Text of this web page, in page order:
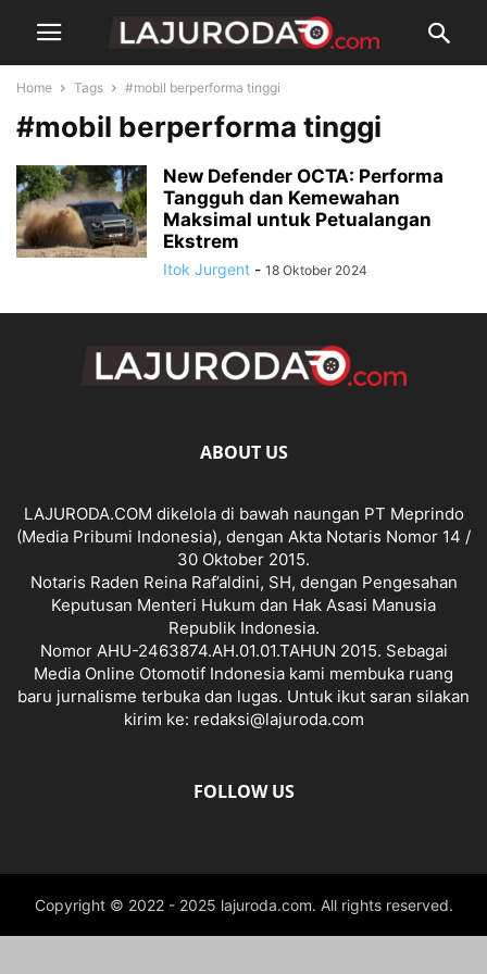
Home Tags #mobil berperforma tinggi
#mobil berperforma tinggi
New Defender OCTA: Performa
Tangguh dan Kemewahan
Maksimal untuk Petualangan
Ekstrem
Itok Jurgent - 18 Oktober 2024
ABOUT US
LAJURODA.COM dikelola di bawah naungan PT Meprindo
(Media Pribumi Indonesia), dengan Akta Notaris Nomor 14 /
30 Oktober 2015.
Notaris Raden Reina Raf’aldini, SH, dengan Pengesahan
Keputusan Menteri Hukum dan Hak Asasi Manusia
Republik Indonesia.
Nomor AHU-2463874.AH.01.01.TAHUN 2015. Sebagai
Media Online Otomotif Indonesia kami membuka ruang
baru jurnalisme terbuka dan lugas. Untuk ikut saran silakan
kirim ke: redaksi@lajuroda.com
FOLLOW US
Copyright © 2022 - 2025 lajuroda.com. All rights reserved.